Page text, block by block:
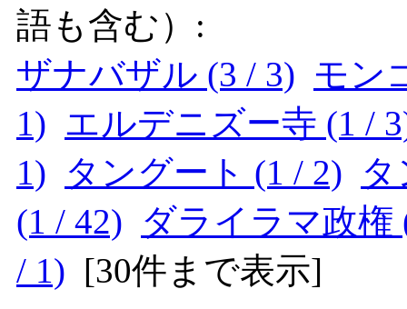
語も含む）:
ザナバザル (3 / 3) モン
1) エルデニズー寺 (1 /
1)
タングート (1 / 2)
(1 / 42) ダライラマ政権
/ 1) [30件まで表示]